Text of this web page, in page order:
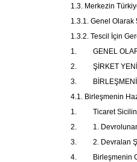
1.3. Merkezin
1.3.1. Genel Olarak
1.3.2. Tescil İçin
1. GENEL
2. ŞİRKET
3. BİRLEŞMENİN
4.1. Birleşmenin
1. Ticaret Siciline
2. 1. Devrolunan
3. 2. Devralan
4. Birleşmenin